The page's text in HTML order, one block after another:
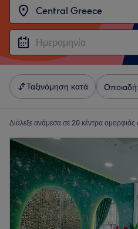
Ταξινόμηση κατά
Διάλεξε ανάμεσα σε 20 κέντρα